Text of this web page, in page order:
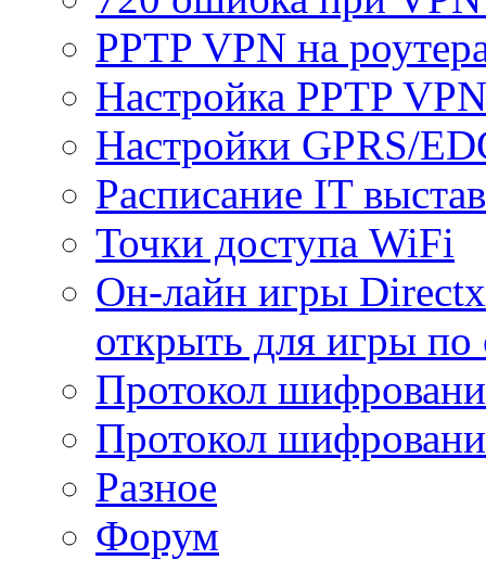
PPTP VPN на
Настройка PPTP
Настройки GPRS/
Расписание IT
Точки доступа WiFi
Он-лайн игры
открыть для игры по
Протокол
Протокол
Разное
Форум